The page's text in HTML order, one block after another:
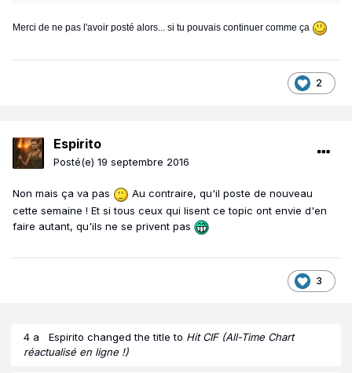
Merci de ne pas l'avoir posté alors... si tu pouvais continuer comme ça
2
Espirito
Posté(e) 19 septembre 2016
Non mais ça va pas
Au contraire, qu'il poste de nouveau
cette semaine ! Et si tous ceux qui lisent ce topic ont envie d'en
faire autant, qu'ils ne se privent pas
3
4 a Espirito changed the title to Hit CIF (All-Time Chart
réactualisé en ligne !)